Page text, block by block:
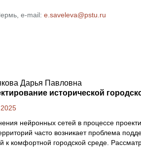
e-mail: e.saveleva@pstu.ru
Дарья Павловна
исторической
нейронных сетей в процессе
часто возникает проблема
комфортной городской среде.